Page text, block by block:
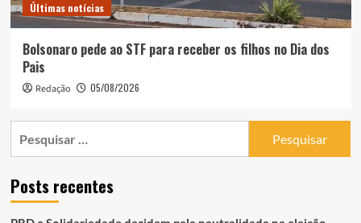
Últimas notícias
Bolsonaro pede ao STF para receber os filhos no Dia dos
Pais
Redação 05/08/2026
Posts recentes